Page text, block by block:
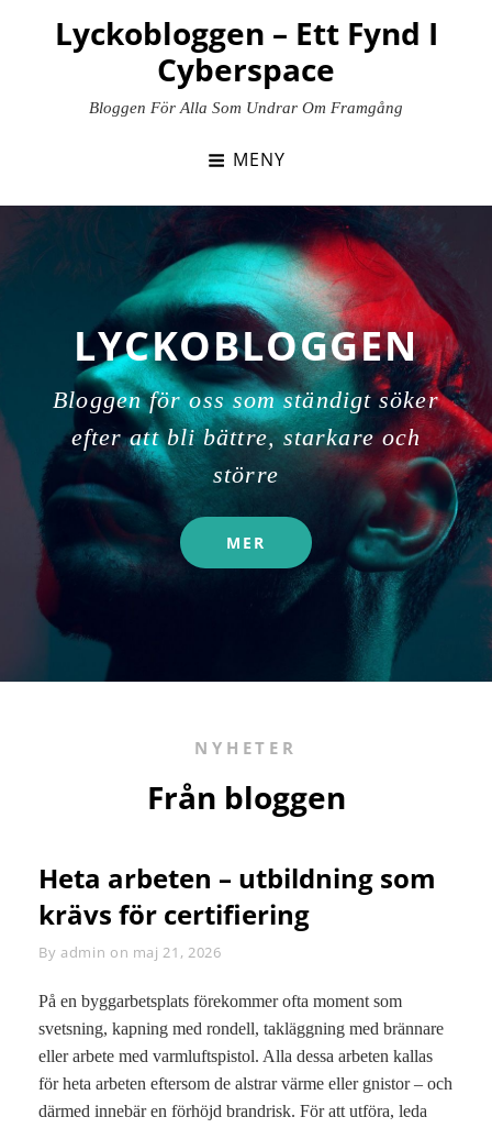
Lyckobloggen – Ett Fynd I
Cyberspace
Bloggen För Alla Som Undrar Om Framgång
MENY
LYCKOBLOGGEN
Bloggen för oss som ständigt söker
efter att bli bättre, starkare och
större
MER LYCKOBLOGGEN
NYHETER
Från bloggen
Heta arbeten – utbildning som
krävs för certifiering
By Byline
admin on maj 21, 2026
På en byggarbetsplats förekommer ofta moment som
svetsning, kapning med rondell, takläggning med brännare
eller arbete med varmluftspistol. Alla dessa arbeten kallas
för heta arbeten eftersom de alstrar värme eller gnistor – och
därmed innebär en förhöjd brandrisk. För att utföra, leda